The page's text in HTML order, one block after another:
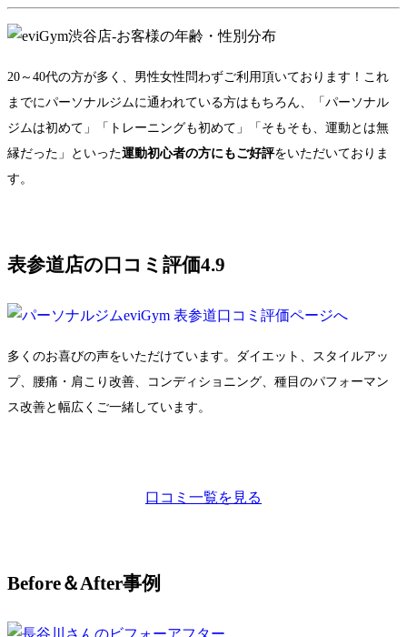
20～40代の方が多く、男性女性問わずご利用頂いております！これ
までにパーソナルジムに通われている方はもちろん、「パーソナル
ジムは初めて」「トレーニングも初めて」「そもそも、運動とは無
縁だった」といった運動初心者の方にもご好評をいただいておりま
す。
表参道店の口コミ評価4.9
多くのお喜びの声をいただけています。ダイエット、スタイルアッ
プ、腰痛・肩こり改善、コンディショニング、種目のパフォーマン
ス改善と幅広くご一緒しています。
口コミ一覧を見る
Before＆After事例